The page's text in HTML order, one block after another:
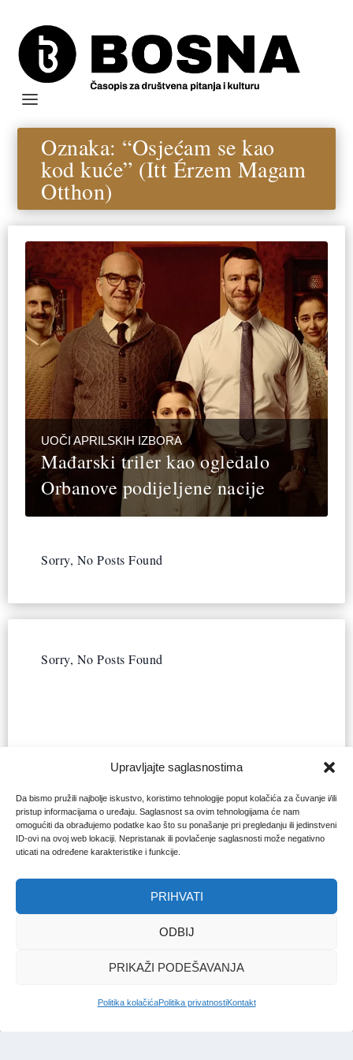
Upravljajte saglasnostima
Da bismo pružili najbolje iskustvo, koristimo tehnologije poput kolačića za čuvanje i/ili
pristup informacijama o uređaju. Saglasnost sa ovim tehnologijama će nam
omogućiti da obrađujemo podatke kao što su ponašanje pri pregledanju ili jedinstveni
ID-ovi na ovoj web lokaciji. Nepristanak ili povlačenje saglasnosti može negativno
uticati na određene karakteristike i funkcije.
PRIHVATI
ODBIJ
PRIKAŽI PODEŠAVANJA
Politika kolačićaPolitika privatnostiKontakt
Oznaka: “Osjećam se kao
kod kuće” (Itt Érzem Magam
Otthon)
UOČI APRILSKIH IZBORA
Mađarski triler kao ogledalo
Orbanove podijeljene nacije
Sorry, No Posts Found
Sorry, No Posts Found